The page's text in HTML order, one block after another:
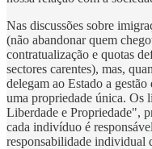
Nas discussões sobre
(não abandonar quem
contratualização e quotas
sectores carentes), mas,
delegam ao Estado a
uma propriedade única. Os
Liberdade e Propriedade",
cada indivíduo é
responsabilidade individual